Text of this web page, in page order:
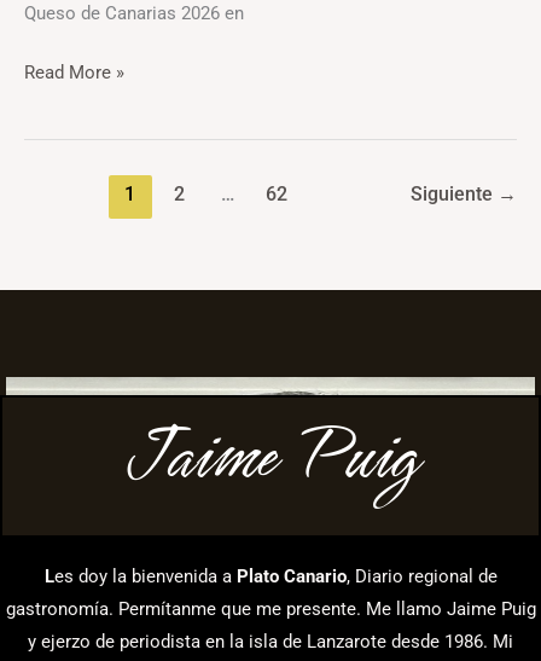
Queso de Canarias 2026 en
Read More »
1 2 … 62 Siguiente →
Jaime Puig
Les doy la bienvenida a Plato Canario, Diario regional de
gastronomía. Permítanme que me presente. Me llamo Jaime Puig
y ejerzo de periodista en la isla de Lanzarote desde 1986. Mi